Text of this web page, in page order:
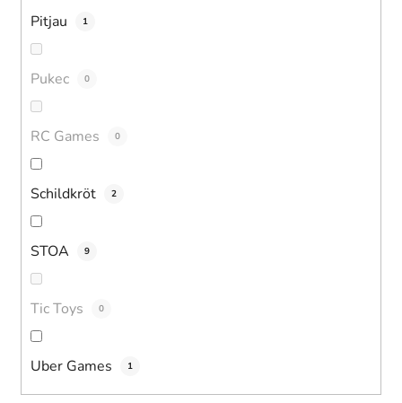
Pitjau 1
Pukec 0
RC Games 0
Schildkröt 2
STOA 9
Tic Toys 0
Uber Games 1